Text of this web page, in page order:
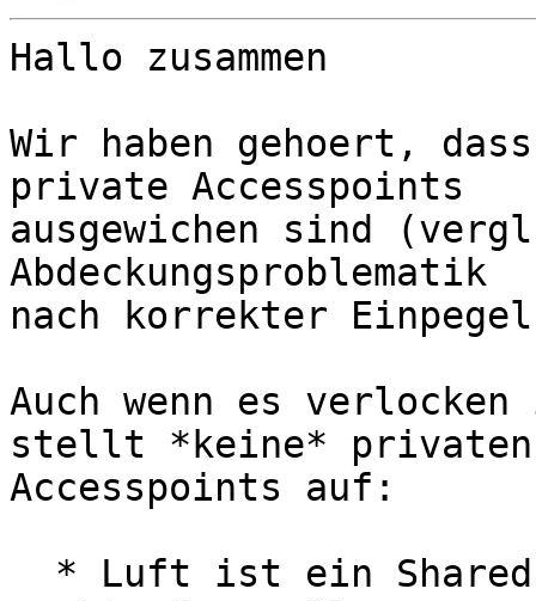
Hallo zusammen
Wir haben gehoert,
private Accesspoints
ausgewichen sind
Abdeckungsproblematik
nach korrekter
Auch wenn es
stellt *keine* privaten
Accesspoints auf: